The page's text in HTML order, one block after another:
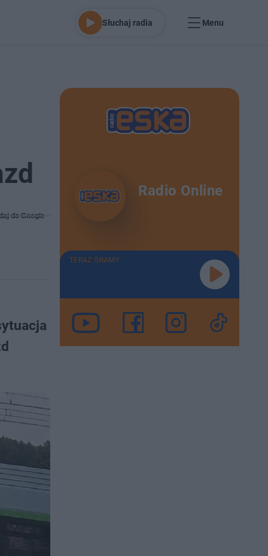
Słuchaj radia Menu
do Google
Radio Online
TERAZ GRAMY